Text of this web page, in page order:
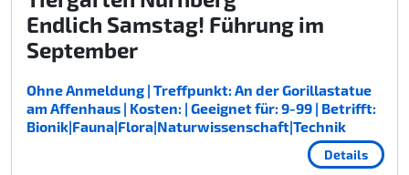
Endlich Samstag! Führung im
September
Ohne Anmeldung | Treffpunkt: An der Gorillastatue
am Affenhaus | Kosten: | Geeignet für: 9-99 | Betrifft:
Bionik|Fauna|Flora|Naturwissenschaft|Technik
Details